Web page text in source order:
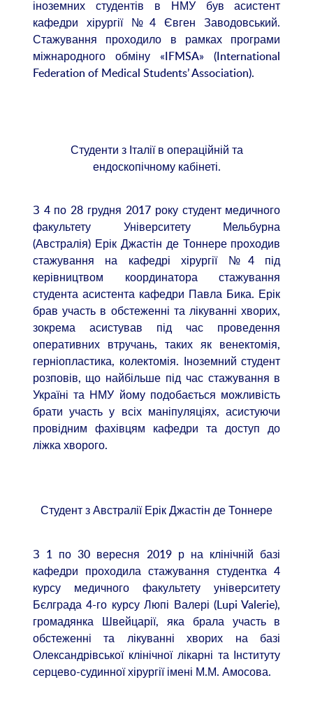
іноземних студентів в НМУ був асистент
кафедри хірургії №4 Євген Заводовський.
Стажування проходило в рамках програми
міжнародного обміну «IFMSA» (International
Federation of Medical Students’ Association).
Студенти з Італії в операційній та
ендоскопічному кабінеті.
З 4 по 28 грудня 2017 року студент медичного
факультету Університету Мельбурна
(Австралія) Ерік Джастін де Тоннере проходив
стажування на кафедрі хірургії №4 під
керівництвом координатора стажування
студента асистента кафедри Павла Бика. Ерік
брав участь в обстеженні та лікуванні хворих,
зокрема асистував під час проведення
оперативних втручань, таких як венектомія,
герніопластика, колектомія. Іноземний студент
розповів, що найбільше під час стажування в
Україні та НМУ йому подобається можливість
брати участь у всіх маніпуляціях, асистуючи
провідним фахівцям кафедри та доступ до
ліжка хворого.
Студент з Австралії Ерік Джастін де Тоннере
З 1 по 30 вересня 2019 р на клінічній базі
кафедри проходила стажування студентка 4
курсу медичного факультету університету
Бєлграда 4-го курсу Люпі Валері (Lupi Valerie),
громадянка Швейцарії, яка брала участь в
обстеженні та лікуванні хворих на базі
Олександрівської клінічної лікарні та Інституту
серцево-судинної хірургії імені М.М. Амосова.